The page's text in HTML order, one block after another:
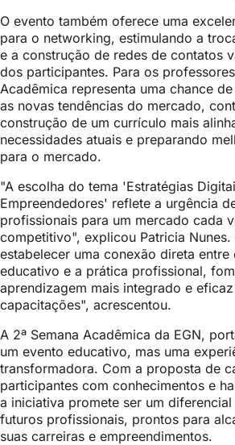
O evento também oferece uma
para o networking, estimulando a
e a construção de redes de contatos
dos participantes. Para os
Acadêmica representa uma chance
as novas tendências do mercado,
construção de um currículo mais
necessidades atuais e preparando
para o mercado.
"A escolha do tema 'Estratégias
Empreendedores' reflete a urgência
profissionais para um mercado cada
competitivo", explicou Patricia
estabelecer uma conexão direta entre
educativo e a prática profissional,
aprendizagem mais integrado e
capacitações", acrescentou.
A 2ª Semana Acadêmica da EGN,
um evento educativo, mas uma
transformadora. Com a proposta de
participantes com conhecimentos e
a iniciativa promete ser um
futuros profissionais, prontos para
suas carreiras e empreendimentos.